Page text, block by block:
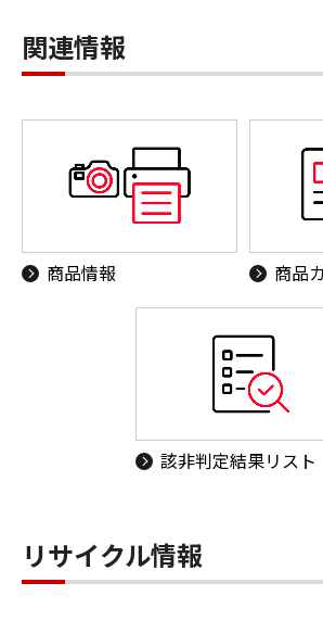
関連情報
商品情報 商品
該非判定結果リスト
リサイクル情報